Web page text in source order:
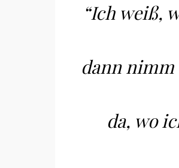
“Ich weiß,
dann nimm
da, wo